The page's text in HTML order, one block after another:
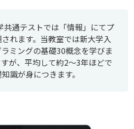
共通テストでは「情報」にてプ
れます。当教室では新大学入
ミングの基礎30概念を学びま
が、平均して約2～3年ほどで
識が身につきます。